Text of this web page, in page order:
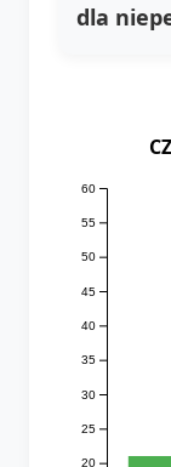
dla
20
25
30
35
40
45
50
55
60